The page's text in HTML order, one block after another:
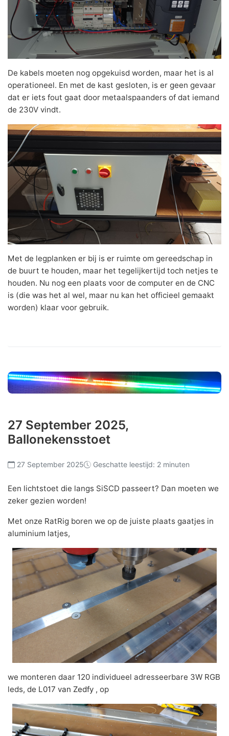
De kabels moeten nog opgekuisd worden, maar het is al
operationeel. En met de kast gesloten, is er geen gevaar
dat er iets fout gaat door metaalspaanders of dat iemand
de 230V vindt.
Met de legplanken er bij is er ruimte om gereedschap in
de buurt te houden, maar het tegelijkertijd toch netjes te
houden. Nu nog een plaats voor de computer en de CNC
is (die was het al wel, maar nu kan het officieel gemaakt
worden) klaar voor gebruik.
27 September 2025,
Ballonekensstoet
27 September 2025 Geschatte leestijd: 2 minuten
Een lichtstoet die langs SiSCD passeert? Dan moeten we
zeker gezien worden!
Met onze RatRig boren we op de juiste plaats gaatjes in
aluminium latjes,
we monteren daar 120 individueel adresseerbare 3W RGB
leds, de L017 van Zedfy , op